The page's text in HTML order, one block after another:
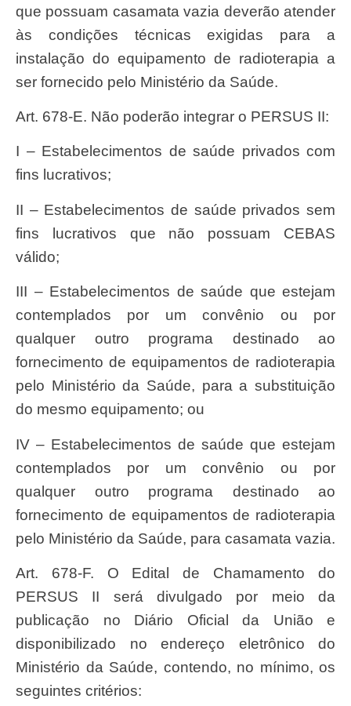
que possuam casamata vazia deverão atender
às condições técnicas exigidas para a
instalação do equipamento de radioterapia a
ser fornecido pelo Ministério da Saúde.
Art. 678-E. Não poderão integrar o PERSUS II:
I – Estabelecimentos de saúde privados com
fins lucrativos;
II – Estabelecimentos de saúde privados sem
fins lucrativos que não possuam CEBAS
válido;
III – Estabelecimentos de saúde que estejam
contemplados por um convênio ou por
qualquer outro programa destinado ao
fornecimento de equipamentos de radioterapia
pelo Ministério da Saúde, para a substituição
do mesmo equipamento; ou
IV – Estabelecimentos de saúde que estejam
contemplados por um convênio ou por
qualquer outro programa destinado ao
fornecimento de equipamentos de radioterapia
pelo Ministério da Saúde, para casamata vazia.
Art. 678-F. O Edital de Chamamento do
PERSUS II será divulgado por meio da
publicação no Diário Oficial da União e
disponibilizado no endereço eletrônico do
Ministério da Saúde, contendo, no mínimo, os
seguintes critérios: